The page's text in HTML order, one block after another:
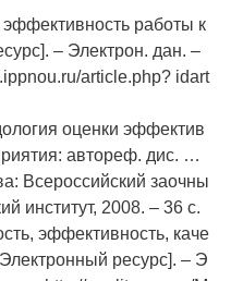
работы к
– Электрон. дан. –
article.php? idart
оценки эффектив
автореф. дис. …
Всероссийский заочны
институт, 2008. – 36 с.
эффективность, каче
ресурс]. – Э